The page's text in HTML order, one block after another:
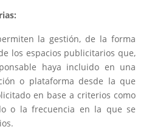
la gestión, de la forma
los espacios publicitarios que,
haya incluido en una
o plataforma desde la que
en base a criterios como
o la frecuencia en la que se